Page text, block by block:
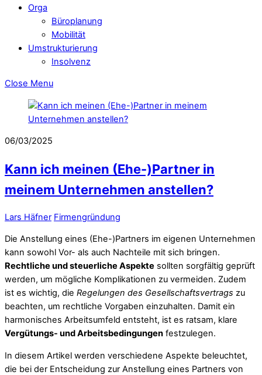
Orga
Büroplanung
Mobilität
Umstrukturierung
Insolvenz
Close Menu
06/03/2025
Kann ich meinen (Ehe-)Partner in
meinem Unternehmen anstellen?
Lars Häfner Firmengründung
Die Anstellung eines (Ehe-)Partners im eigenen Unternehmen
kann sowohl Vor- als auch Nachteile mit sich bringen.
Rechtliche und steuerliche Aspekte sollten sorgfältig geprüft
werden, um mögliche Komplikationen zu vermeiden. Zudem
ist es wichtig, die Regelungen des Gesellschaftsvertrags zu
beachten, um rechtliche Vorgaben einzuhalten. Damit ein
harmonisches Arbeitsumfeld entsteht, ist es ratsam, klare
Vergütungs- und Arbeitsbedingungen festzulegen.
In diesem Artikel werden verschiedene Aspekte beleuchtet,
die bei der Entscheidung zur Anstellung eines Partners von